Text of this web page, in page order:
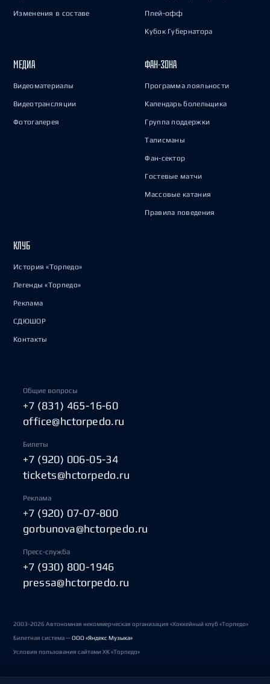
Изменения в составе Плей-офф
Кубок Губернатора
МЕДИА
Видеоматериалы
Видеотрансляции
Фотогалерея
ФАН-ЗОНА
Программа лояльности
Календарь болельщика
Группа поддержки
Талисманы
Фан-сектор
Гостевые матчи
Массовые катания
Правила поведения
КЛУБ
История «Торпедо»
Легенды «Торпедо»
Реклама
СДЮШОР
Контакты
Общие вопросы
+7 (831) 465-16-60
office@hctorpedo.ru
Билеты
+7 (920) 006-05-34
tickets@hctorpedo.ru
Реклама
+7 (920) 07-07-800
gorbunova@hctorpedo.ru
Пресс-служба
+7 (930) 800-1946
pressa@hctorpedo.ru
2003-2026 Автономная некоммерческая организация «Хоккейный клуб «Торпедо»
Билетная система —ООО «Яндекс Музыка»
Условия пользования сайтами ХК «Торпедо»